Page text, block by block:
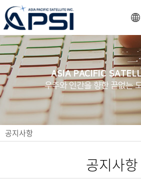
ASIA PACIFIC
우주와 인간을 향한 끝없는
공지사항
공지사항